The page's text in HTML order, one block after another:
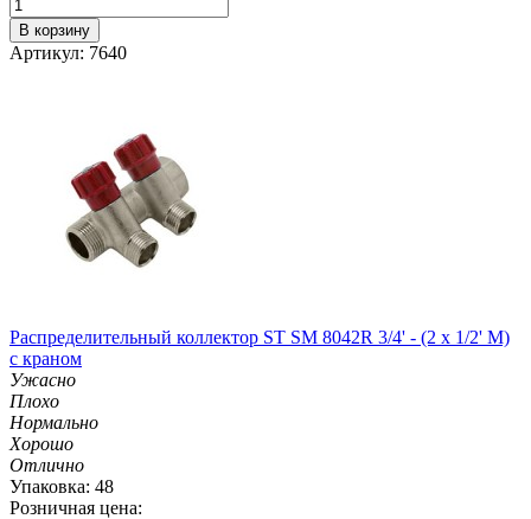
В корзину
Артикул: 7640
Распределительный коллектор ST SM 8042R 3/4' - (2 x 1/2' M)
с краном
Ужасно
Плохо
Нормально
Хорошо
Отлично
Упаковка: 48
Розничная цена: